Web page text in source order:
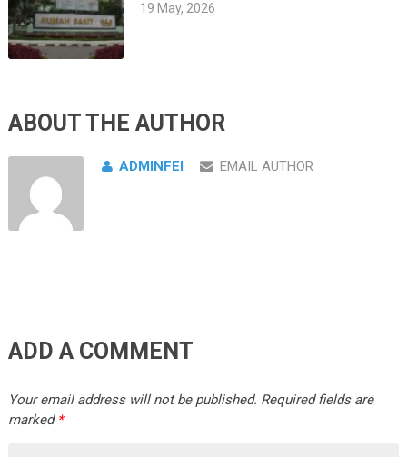
19 May, 2026
ABOUT THE AUTHOR
ADMINFEI EMAIL AUTHOR
ADD A COMMENT
Your email address will not be published. Required fields are
marked *